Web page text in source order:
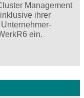
Management
ihrer
ein.